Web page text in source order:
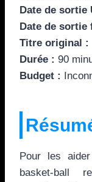
Date de sortie
Date de sortie
Titre original :
Durée : 90
Budget :
Pour les
basket-ball